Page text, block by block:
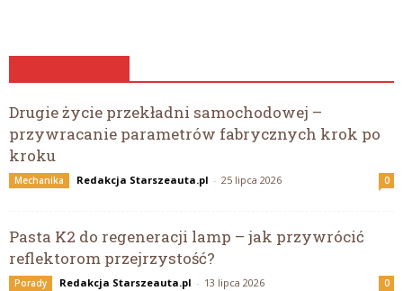
Drugie życie przekładni samochodowej –
przywracanie parametrów fabrycznych krok po
kroku
Mechanika Redakcja Starszeauta.pl - 25 lipca 2026 0
Pasta K2 do regeneracji lamp – jak przywrócić
reflektorom przejrzystość?
Porady Redakcja Starszeauta.pl - 13 lipca 2026 0